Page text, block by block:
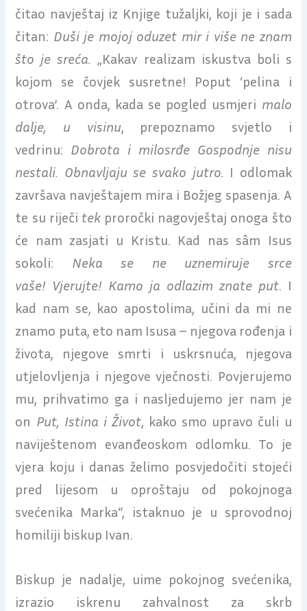
čitao navještaj iz Knjige tužaljki, koji je i sada
čitan: Duši je mojoj oduzet mir i više ne znam
što je sreća. „Kakav realizam iskustva boli s
kojom se čovjek susretne! Poput ‘pelina i
otrova’. A onda, kada se pogled usmjeri malo
dalje, u visinu, prepoznamo svjetlo i
vedrinu: Dobrota i milosrđe Gospodnje nisu
nestali. Obnavljaju se svako jutro. I odlomak
završava navještajem mira i Božjeg spasenja. A
te su riječi tekproročki nagovještaj onoga što
će nam zasjati u Kristu. Kad nas sâm Isus
sokoli: Neka se ne uznemiruje srce
vaše! Vjerujte! Kamo ja odlazim znate put. I
kad nam se, kao apostolima, učini da mi ne
znamo puta, eto nam Isusa – njegova rođenja i
života, njegove smrti i uskrsnuća, njegova
utjelovljenja i njegove vječnosti. Povjerujemo
mu, prihvatimo ga i nasljedujemo jer nam je
on Put, Istina i Život, kako smo upravo čuli u
naviještenom evanđeoskom odlomku. To je
vjera koju i danas želimo posvjedočiti stojeći
pred lijesom u oproštaju od pokojnoga
svećenika Marka“, istaknuo je u sprovodnoj
homiliji biskup Ivan.
Biskup je nadalje, uime pokojnog svećenika,
izrazio iskrenu zahvalnost za skrb